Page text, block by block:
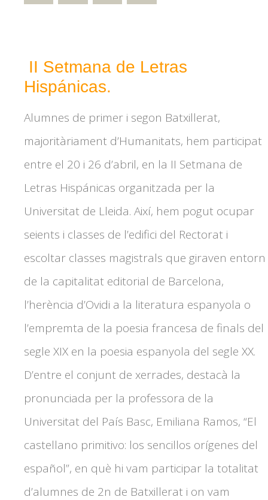
II Setmana de Letras
Hispánicas.
Alumnes de primer i segon Batxillerat,
majoritàriament d’Humanitats, hem participat
entre el 20 i 26 d’abril, en la II Setmana de
Letras Hispánicas organitzada per la
Universitat de Lleida. Així, hem pogut ocupar
seients i classes de l’edifici del Rectorat i
escoltar classes magistrals que giraven entorn
de la capitalitat editorial de Barcelona,
l’herència d’Ovidi a la literatura espanyola o
l’empremta de la poesia francesa de finals del
segle XIX en la poesia espanyola del segle XX.
D’entre el conjunt de xerrades, destacà la
pronunciada per la professora de la
Universitat del País Basc, Emiliana Ramos, “El
castellano primitivo: los sencillos orígenes del
español”, en què hi vam participar la totalitat
d’alumnes de 2n de Batxillerat i on vam